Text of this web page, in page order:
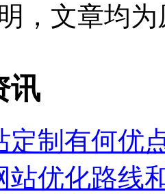
，文章均
讯
定制有何优
站优化路线